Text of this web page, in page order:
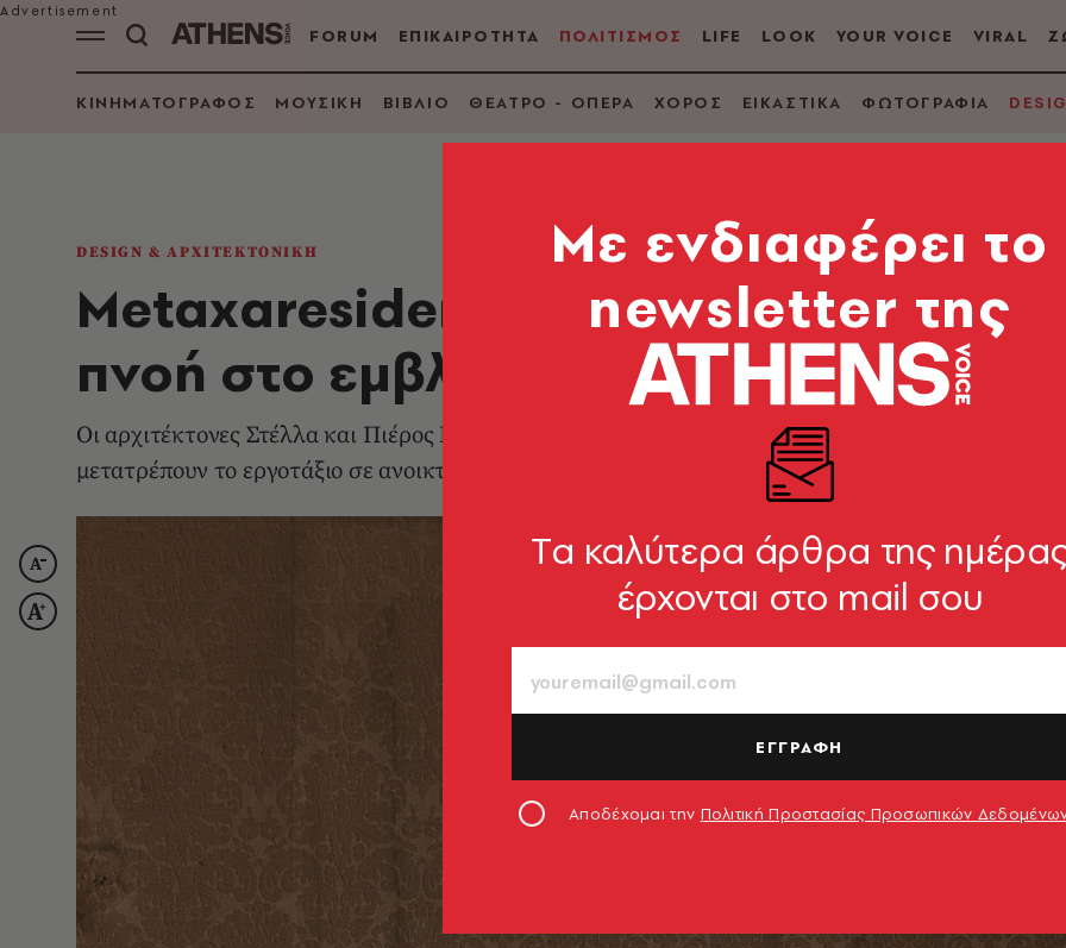
FORUM ΕΠΙΚΑΙΡΟΤΗΤΑ ΠΟΛΙΤΙΣΜΟΣ LIFE LOOK YOUR VOICE VIRAL
ΚΙΝΗΜΑΤΟΓΡΑΦΟΣ ΜΟΥΣΙΚΗ ΒΙΒΛΙΟ ΘΕΑΤΡΟ - ΟΠΕΡΑ ΧΟΡΟΣ ΕΙΚΑΣΤΙΚΑ ΦΩΤΟΓΡΑΦΙΑ
DESIGN & ΑΡΧΙΤΕΚΤΟΝΙΚΗ
Metaxaresidence project: Δίνοντας
πνοή στο εμβληματικό Μέγαρο
Οι αρχιτέκτονες Στέλλα και Πιέρος Πιερής (Pieris.Architects), μαζί με τον φωτογράφο Χρήστο
μετατρέπουν το εργοτάξιο σε ανοικτή γκαλερί
Mε ενδιαφέρει το
newsletter της
Tα καλύτερα άρθρα της
έρχονται στο mail σου
ΕΓΓΡΑΦΗ
Αποδέχομαι την Πολιτική Προστασίας Προσωπικών